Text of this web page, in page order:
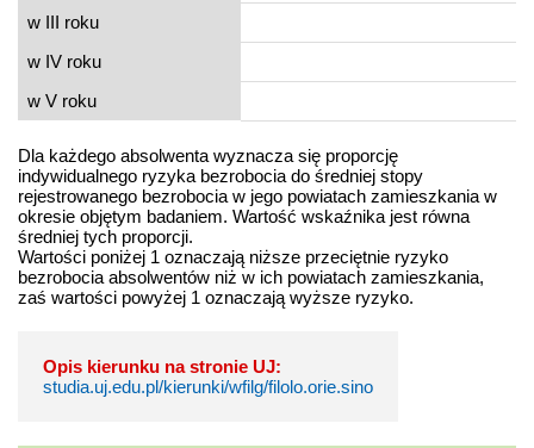
w III roku
w IV roku
w V roku
Dla każdego absolwenta wyznacza się proporcję
indywidualnego ryzyka bezrobocia do średniej stopy
rejestrowanego bezrobocia w jego powiatach zamieszkania w
okresie objętym badaniem. Wartość wskaźnika jest równa
średniej tych proporcji.
Wartości poniżej 1 oznaczają niższe przeciętnie ryzyko
bezrobocia absolwentów niż w ich powiatach zamieszkania,
zaś wartości powyżej 1 oznaczają wyższe ryzyko.
Opis kierunku na stronie UJ:
studia.uj.edu.pl/kierunki/wfilg/filolo.orie.sino